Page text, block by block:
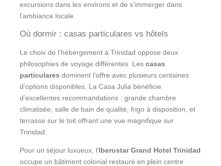
excursions dans les environs et de s’immerger dans
l’ambiance locale.
Où dormir : casas particulares vs hôtels
Le choix de l’hébergement à Trinidad oppose deux
philosophies de voyage différentes. Les casas
particulares dominent l’offre avec plusieurs centaines
d’options disponibles. La Casa Julia bénéficie
d’excellentes recommandations : grande chambre
climatisée, salle de bain de qualité, frigo à disposition, et
terrasse sur le toit offrant une vue magnifique sur
Trinidad.
Pour un séjour luxueux, l’Iberostar Grand Hotel Trinidad
occupe un bâtiment colonial restauré en plein centre